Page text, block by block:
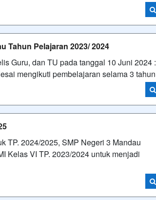
Tahun Pelajaran 2023/ 2024
Guru, dan TU pada tanggal 10 Juni 2024 :
mengikuti pembelajaran selama 3 tahun
TP. 2024/2025, SMP Negeri 3 Mandau
Kelas VI TP. 2023/2024 untuk menjadi